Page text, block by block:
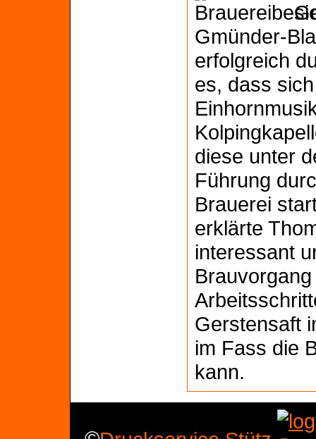
Gmünder-
erfolgreich
es, dass
diese unter
Führung
Brauerei
erklärte
interessant
Gerstensaft
im Fass die
kann.